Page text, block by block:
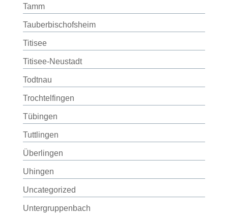
Tamm
Tauberbischofsheim
Titisee
Titisee-Neustadt
Todtnau
Trochtelfingen
Tübingen
Tuttlingen
Überlingen
Uhingen
Uncategorized
Untergruppenbach